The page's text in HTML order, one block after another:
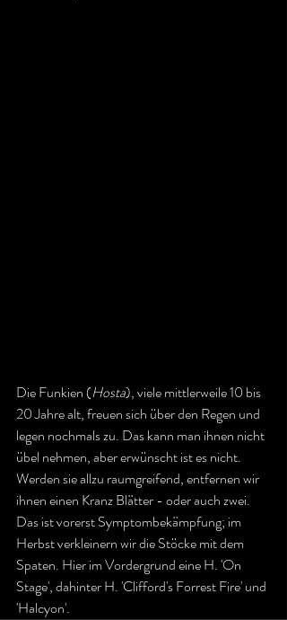
Die Funkien (Hosta), viele mittlerweile 10 bis
20 Jahre alt, freuen sich über den Regen und
legen nochmals zu. Das kann man ihnen nicht
übel nehmen, aber erwünscht ist es nicht.
Werden sie allzu raumgreifend, entfernen wir
ihnen einen Kranz Blätter - oder auch zwei.
Das ist vorerst Symptombekämpfung; im
Herbst verkleinern wir die Stöcke mit dem
Spaten. Hier im Vordergrund eine H. 'On
Stage', dahinter H. 'Clifford's Forrest Fire' und
'Halcyon'.